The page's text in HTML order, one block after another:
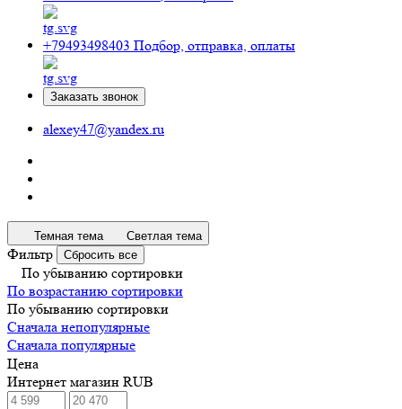
+79493498403 Подбор, отправка, оплаты
Заказать звонок
alexey47@yandex.ru
Темная тема Светлая тема
Фильтр Сбросить все
По убыванию сортировки
По возрастанию сортировки
По убыванию сортировки
Сначала непопулярные
Сначала популярные
Цена
Интернет магазин RUB